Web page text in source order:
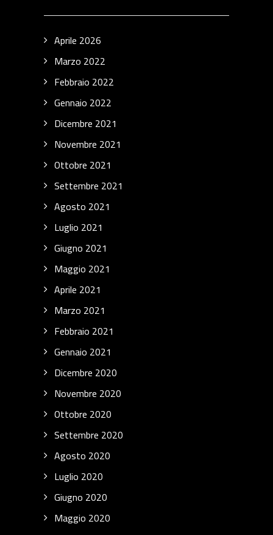
Aprile 2026
Marzo 2022
Febbraio 2022
Gennaio 2022
Dicembre 2021
Novembre 2021
Ottobre 2021
Settembre 2021
Agosto 2021
Luglio 2021
Giugno 2021
Maggio 2021
Aprile 2021
Marzo 2021
Febbraio 2021
Gennaio 2021
Dicembre 2020
Novembre 2020
Ottobre 2020
Settembre 2020
Agosto 2020
Luglio 2020
Giugno 2020
Maggio 2020